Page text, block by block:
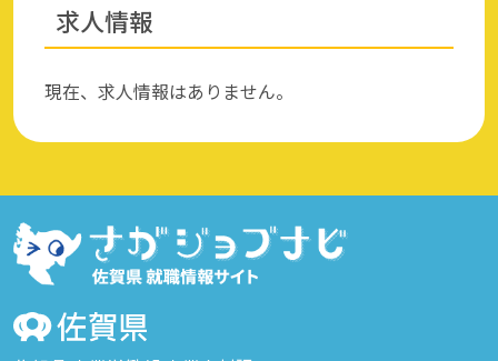
求人情報
現在、求人情報はありません。